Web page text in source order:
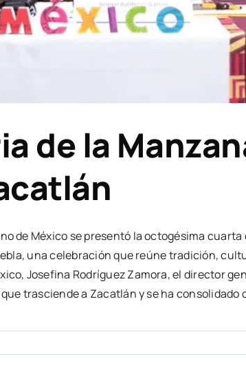
de la
de México se presentó la octogésima
una celebración que reúne tradición,
Josefina Rodríguez Zamora, el director
trasciende a Zacatlán y se ha consolidado